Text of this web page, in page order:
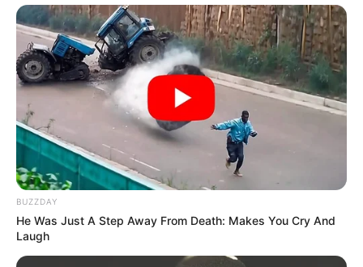
BUZZDAY
He Was Just A Step Away From Death: Makes You Cry And
Laugh